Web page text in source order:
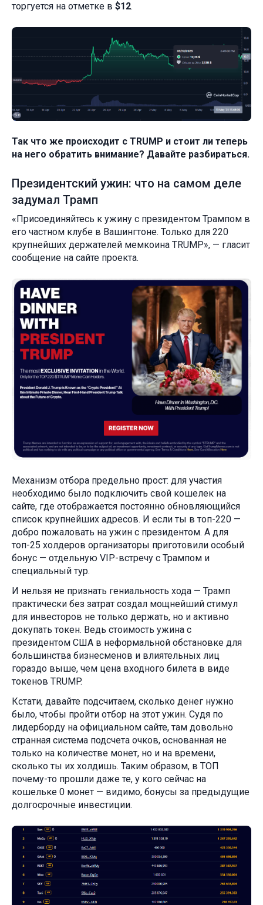
торгуется на отметке в $12.
Так что же происходит с TRUMP и стоит ли теперь
на него обратить внимание? Давайте разбираться.
Президентский ужин: что на самом деле
задумал Трамп
«Присоединяйтесь к ужину с президентом Трампом в
его частном клубе в Вашингтоне. Только для 220
крупнейших держателей мемкоина TRUMP», — гласит
сообщение на сайте проекта.
Механизм отбора предельно прост: для участия
необходимо было подключить свой кошелек на
сайте, где отображается постоянно обновляющийся
список крупнейших адресов. И если ты в топ-220 —
добро пожаловать на ужин с президентом. А для
топ-25 холдеров организаторы приготовили особый
бонус — отдельную VIP-встречу с Трампом и
специальный тур.
И нельзя не признать гениальность хода — Трамп
практически без затрат создал мощнейший стимул
для инвесторов не только держать, но и активно
докупать токен. Ведь стоимость ужина с
президентом США в неформальной обстановке для
большинства бизнесменов и влиятельных лиц
гораздо выше, чем цена входного билета в виде
токенов TRUMP.
Кстати, давайте подсчитаем, сколько денег нужно
было, чтобы пройти отбор на этот ужин. Судя по
лидерборду на официальном сайте, там довольно
странная система подсчета очков, основанная не
только на количестве монет, но и на времени,
сколько ты их холдишь. Таким образом, в ТОП
почему-то прошли даже те, у кого сейчас на
кошельке 0 монет — видимо, бонусы за предыдущие
долгосрочные инвестиции.